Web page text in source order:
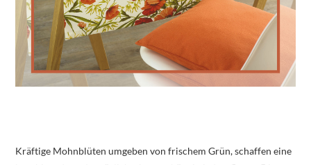
Kräftige Mohnblüten umgeben von frischem Grün, schaffen eine